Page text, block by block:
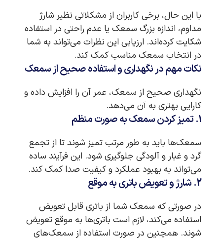
با این حال، برخی کاربران از مشکلاتی نظیر شارژ
مداوم، اندازه بزرگ سمعک یا عدم راحتی در استفاده
شکایت کرده‌اند. ارزیابی این نظرات می‌تواند به شما
در انتخاب سمعک مناسب کمک کند.
نکات مهم در نگهداری و استفاده صحیح از سمعک
نگهداری صحیح از سمعک، عمر آن را افزایش داده و
کارایی بهتری به آن می‌دهد.
1. تمیز کردن سمعک به صورت منظم
سمعک‌ها باید به طور مرتب تمیز شوند تا از تجمع
گرد و غبار و آلودگی جلوگیری شود. این فرآیند ساده
می‌تواند به بهبود عملکرد و کیفیت صدا کمک کند.
2. شارژ و تعویض باتری به موقع
در صورتی که سمعک شما از باتری قابل تعویض
استفاده می‌کند، لازم است باتری‌ها به موقع تعویض
شوند. همچنین در صورت استفاده از سمعک‌های